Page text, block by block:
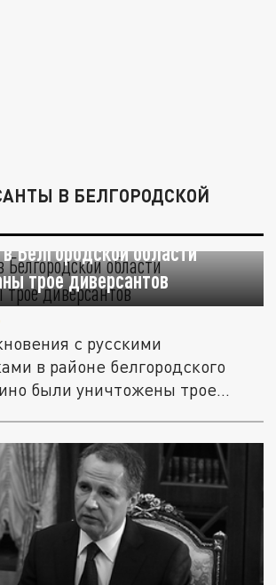
В БЕЛГОРОДСКОЙ
в Белгородской области
трое диверсантов
с русскими
в районе белгородского
были уничтожены трое...